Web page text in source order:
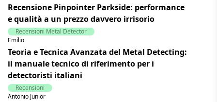
Recensione Pinpointer Parkside: performance
e qualità a un prezzo davvero irrisorio
Recensioni Metal Detector
Emilio
Teoria e Tecnica Avanzata del Metal Detecting:
il manuale tecnico di riferimento per i
detectoristi italiani
Recensioni
Antonio Junior